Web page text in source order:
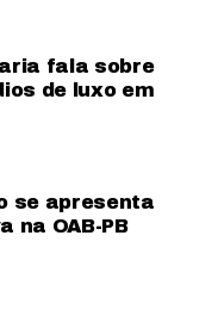
fala sobre
de luxo em
se apresenta
na OAB-PB